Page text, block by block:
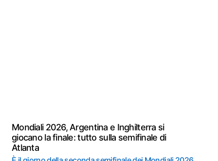
Mondiali 2026, Argentina e Inghilterra si
giocano la finale: tutto sulla semifinale di
Atlanta